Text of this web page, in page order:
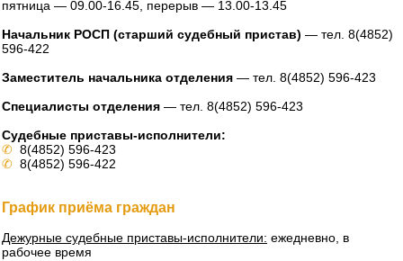
пятница — 09.00-16.45, перерыв — 13.00-13.45
Начальник РОСП (старший судебный пристав) — тел. 8(4852)
596-422
Заместитель начальника отделения — тел. 8(4852) 596-423
Специалисты отделения — тел. 8(4852) 596-423
Судебные приставы-исполнители:
✆ 8(4852) 596-423
✆ 8(4852) 596-422
График приёма граждан
Дежурные судебные приставы-исполнители: ежедневно, в
рабочее время